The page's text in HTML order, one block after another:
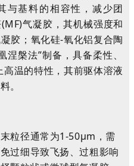
与基料的相容性，减少团
气凝胶，其机械强度和
胶；氧化硅-氧化铝复合陶
槃法”制备，具备柔性、
温的特性，其前驱体溶液
。
粒径通常为1-50μm，需
过细导致飞扬、过粗影响